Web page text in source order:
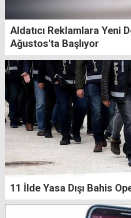
Aldatıcı Reklamlara Yeni
Ağustos'ta Başlıyor
11 İlde Yasa Dışı Bahis